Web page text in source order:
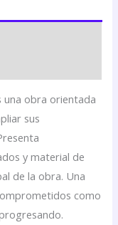
una obra orientada
sus
y material de
de la obra. Una
como